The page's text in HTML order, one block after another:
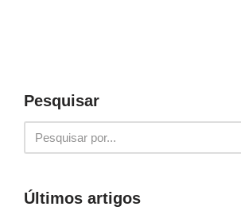
Pesquisar
Últimos artigos